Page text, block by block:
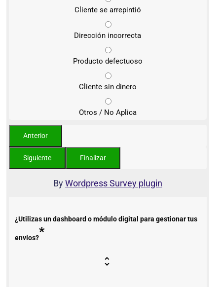
Cliente se arrepintió
Dirección incorrecta
Producto defectuoso
Cliente sin dinero
Otros / No Aplica
ByWordpress Survey plugin
¿Utilizas un dashboard o módulo digital para gestionar tus
envíos?*